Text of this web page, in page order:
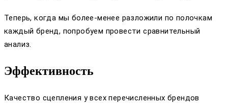
Теперь, когда мы более-менее разложили по полочкам
каждый бренд, попробуем провести сравнительный
анализ.
Эффективность
Качество сцепления у всех перечисленных брендов